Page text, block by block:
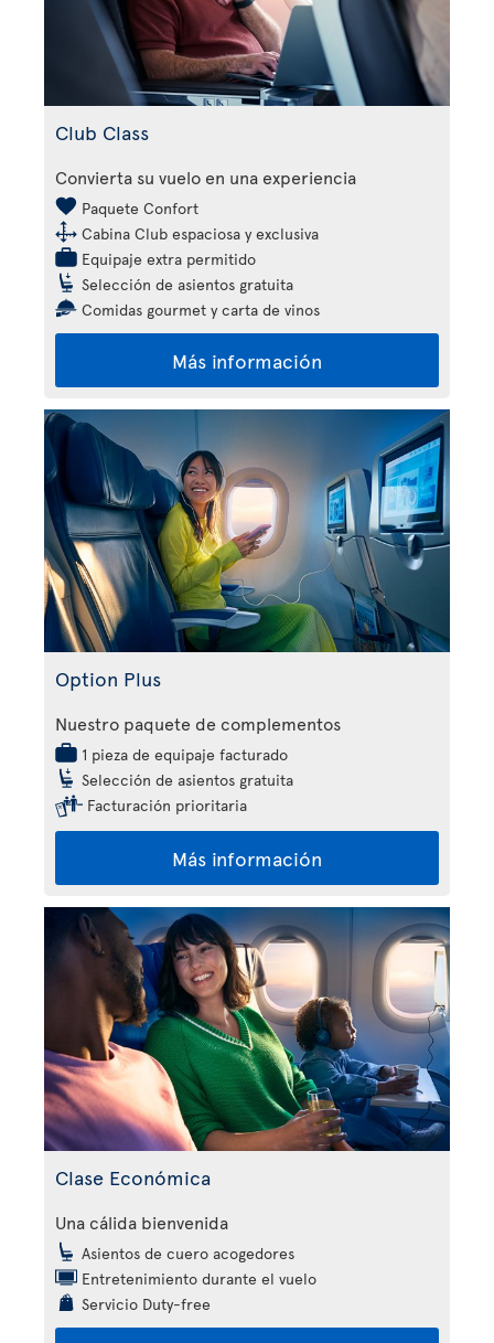
Club Class
Convierta su vuelo en una experiencia
Paquete Confort
Cabina Club espaciosa y exclusiva
Equipaje extra permitido
Selección de asientos gratuita
Comidas gourmet y carta de vinos
Más información
Option Plus
Nuestro paquete de complementos
1 pieza de equipaje facturado
Selección de asientos gratuita
Facturación prioritaria
Más información
Clase Económica
Una cálida bienvenida
Asientos de cuero acogedores
Entretenimiento durante el vuelo
Servicio Duty-free